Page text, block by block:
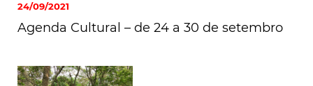
24/09/2021
Agenda Cultural – de 24 a 30 de setembro